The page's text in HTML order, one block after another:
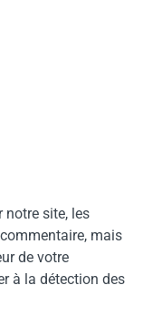
notre site, les
mais
de votre
à la détection des